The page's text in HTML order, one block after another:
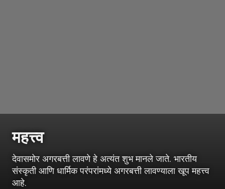
महत्त्व
देवासमोर अगरबत्ती लावणे हे अत्यंत शुभ मानले जाते. भारतीय
संस्कृती आणि धार्मिक परंपरांमध्ये अगरबत्ती लावण्याला खूप महत्त्व
आहे.